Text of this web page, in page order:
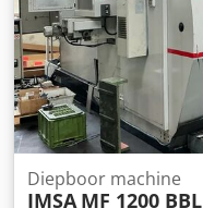
Diepboor machine
IMSA MF 1200 BBL